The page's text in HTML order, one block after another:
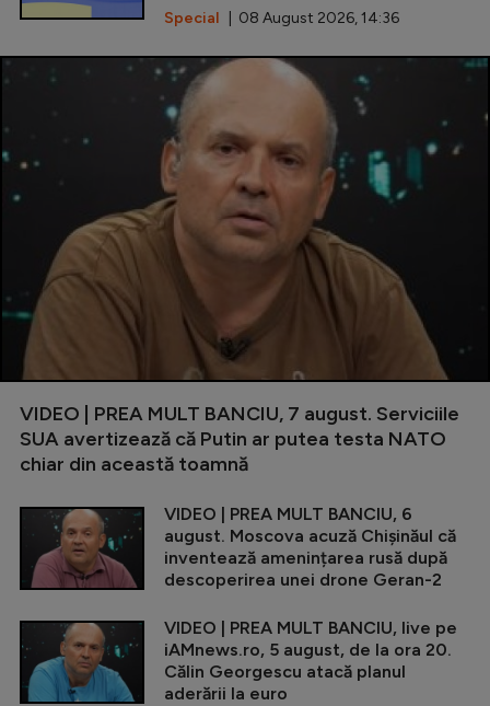
Special | 08 August 2026, 14:36
VIDEO | PREA MULT BANCIU, 7 august. Serviciile
SUA avertizează că Putin ar putea testa NATO
chiar din această toamnă
VIDEO | PREA MULT BANCIU, 6
august. Moscova acuză Chișinăul că
inventează amenințarea rusă după
descoperirea unei drone Geran-2
VIDEO | PREA MULT BANCIU, live pe
iAMnews.ro, 5 august, de la ora 20.
Călin Georgescu atacă planul
aderării la euro